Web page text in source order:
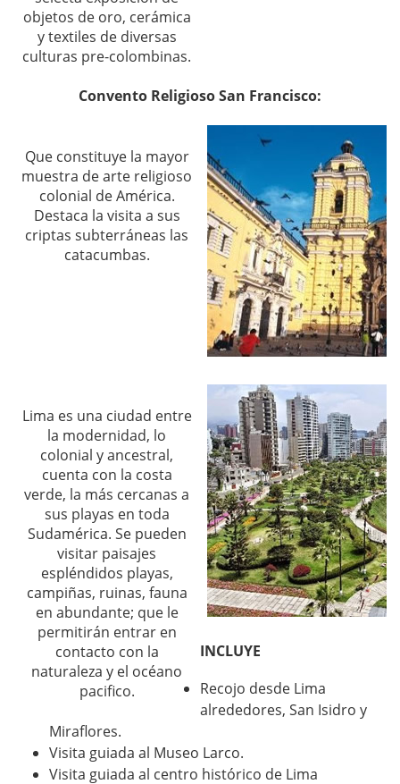
objetos de oro, cerámica
y textiles de diversas
culturas pre-colombinas.
Convento Religioso San Francisco:
Que constituye la mayor
muestra de arte religioso
colonial de América.
Destaca la visita a sus
criptas subterráneas las
catacumbas.
Lima es una ciudad entre
la modernidad, lo
colonial y ancestral,
cuenta con la costa
verde, la más cercanas a
sus playas en toda
Sudamérica. Se pueden
visitar paisajes
espléndidos playas,
campiñas, ruinas, fauna
en abundante; que le
permitirán entrar en
contacto con la
naturaleza y el océano
pacifico.
INCLUYE
Recojo desde Lima
alrededores, San Isidro y
Miraflores.
Visita guiada al Museo Larco.
Visita guiada al centro histórico de Lima